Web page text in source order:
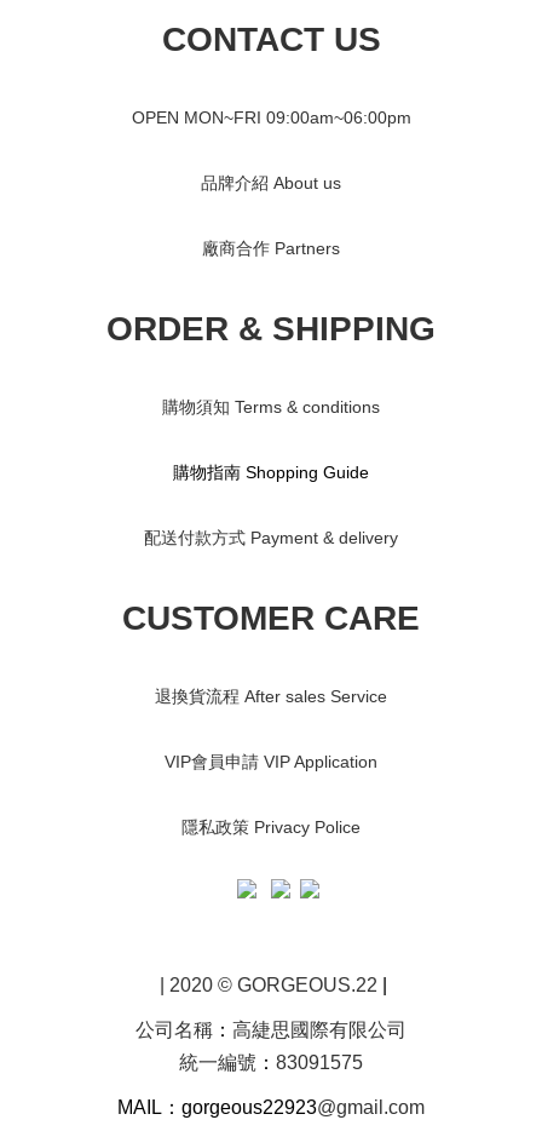
CONTACT US
OPEN MON~FRI 09:00am~06:00pm
品牌介紹 About us
廠商合作 Partners
ORDER & SHIPPING
購物須知 Terms & conditions
購物指南 Shopping Guide
配送付款方式 Payment & delivery
CUSTOMER CARE
退換貨流程 After sales Service
VIP會員申請 VIP Application
隱私政策 Privacy Police
| 2020 © GORGEOUS.22
公司名稱 ： 高緁思國際有限公司
統一編號 ： 83091575
MAIL：gorgeous22923@gmail.com